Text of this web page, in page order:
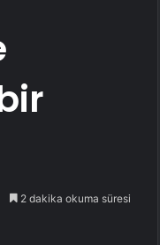
2 dakika okuma süresi